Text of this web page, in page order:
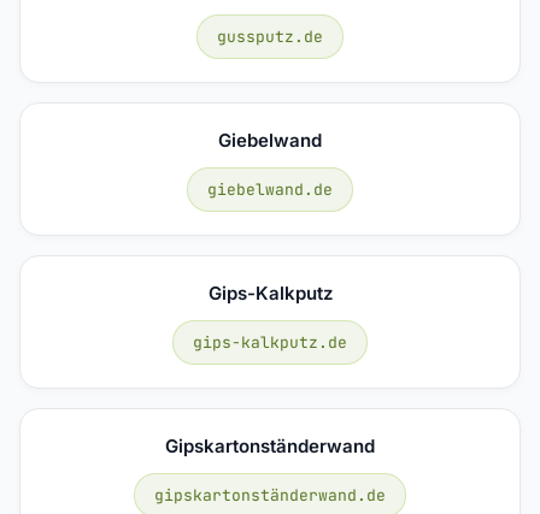
gussputz.de
Giebelwand
giebelwand.de
Gips-Kalkputz
gips-kalkputz.de
Gipskartonständerwand
gipskartonständerwand.de